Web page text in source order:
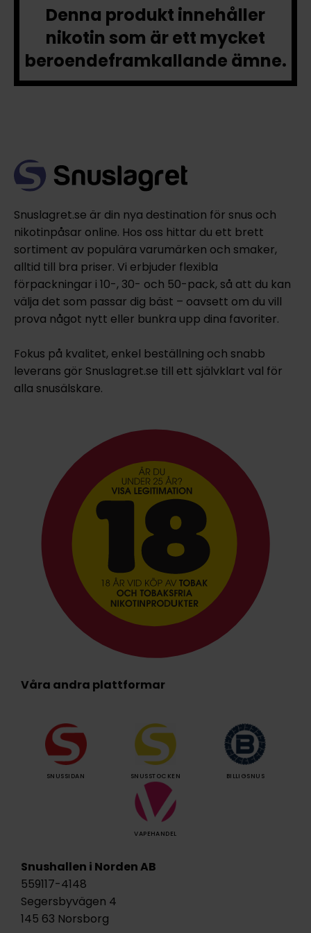
Denna produkt innehåller
nikotin som är ett mycket
beroendeframkallande ämne.
Snuslagret.se är din nya destination för snus och
nikotinpåsar online. Hos oss hittar du ett brett
sortiment av populära varumärken och smaker,
alltid till bra priser. Vi erbjuder flexibla
förpackningar i 10-, 30- och 50-pack, så att du kan
välja det som passar dig bäst – oavsett om du vill
prova något nytt eller bunkra upp dina favoriter.
Fokus på kvalitet, enkel beställning och snabb
leverans gör Snuslagret.se till ett självklart val för
alla snusälskare.
Våra andra plattformar
SNUSSIDAN SNUSSTOCKEN BILLIGSNUS
VAPEHANDEL
Snushallen i Norden AB
559117-4148
Segersbyvägen 4
145 63 Norsborg